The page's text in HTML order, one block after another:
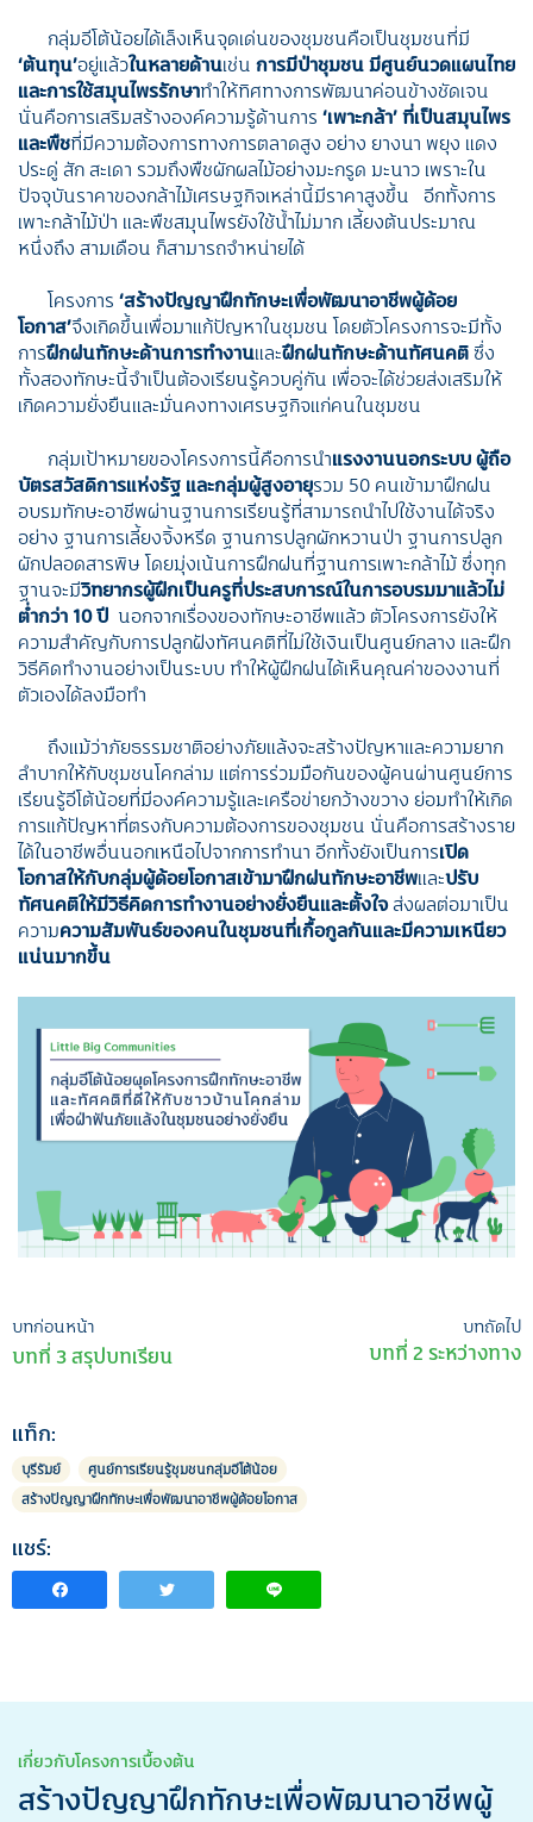
กลุ่มอีโต้น้อยได้เล็งเห็นจุดเด่นของชุมชนคือเป็นชุมชนที่มี
‘ต้นทุน’อยู่แล้วในหลายด้านเช่น การมีป่าชุมชน มีศูนย์นวดแผนไทย
และการใช้สมุนไพรรักษาทำให้ทิศทางการพัฒนาค่อนข้างชัดเจน
นั่นคือการเสริมสร้างองค์ความรู้ด้านการ ‘เพาะกล้า’ ที่เป็นสมุนไพร
และพืชที่มีความต้องการทางการตลาดสูง อย่าง ยางนา พยุง แดง
ประดู่ สัก สะเดา รวมถึงพืชผักผลไม้อย่างมะกรูด มะนาว เพราะใน
ปัจจุบันราคาของกล้าไม้เศรษฐกิจเหล่านี้มีราคาสูงขึ้น อีกทั้งการ
เพาะกล้าไม้ป่า และพืชสมุนไพรยังใช้น้ำไม่มาก เลี้ยงต้นประมาณ
หนึ่งถึง สามเดือน ก็สามารถจำหน่ายได้
โครงการ ‘สร้างปัญญาฝึกทักษะเพื่อพัฒนาอาชีพผู้ด้อย
โอกาส’จึงเกิดขึ้นเพื่อมาแก้ปัญหาในชุมชน โดยตัวโครงการจะมีทั้ง
การฝึกฝนทักษะด้านการทำงานและฝึกฝนทักษะด้านทัศนคติซึ่ง
ทั้งสองทักษะนี้จำเป็นต้องเรียนรู้ควบคู่กัน เพื่อจะได้ช่วยส่งเสริมให้
เกิดความยั่งยืนและมั่นคงทางเศรษฐกิจแก่คนในชุมชน
กลุ่มเป้าหมายของโครงการนี้คือการนำแรงงานนอกระบบ ผู้ถือ
บัตรสวัสดิการแห่งรัฐ และกลุ่มผู้สูงอายุรวม 50 คนเข้ามาฝึกฝน
อบรมทักษะอาชีพผ่านฐานการเรียนรู้ที่สามารถนำไปใช้งานได้จริง
อย่าง ฐานการเลี้ยงจิ้งหรีด ฐานการปลูกผักหวานป่า ฐานการปลูก
ผักปลอดสารพิษ โดยมุ่งเน้นการฝึกฝนที่ฐานการเพาะกล้าไม้ ซึ่งทุก
ฐานจะมีวิทยากรผู้ฝึกเป็นครูที่ประสบการณ์ในการอบรมมาแล้วไม่
ต่ำกว่า 10 ปี นอกจากเรื่องของทักษะอาชีพแล้ว ตัวโครงการยังให้
ความสำคัญกับการปลูกฝังทัศนคติที่ไม่ใช้เงินเป็นศูนย์กลาง และฝึก
วิธีคิดทำงานอย่างเป็นระบบ ทำให้ผู้ฝึกฝนได้เห็นคุณค่าของงานที่
ตัวเองได้ลงมือทำ
ถึงแม้ว่าภัยธรรมชาติอย่างภัยแล้งจะสร้างปัญหาและความยาก
ลำบากให้กับชุมชนโคกล่าม แต่การร่วมมือกันของผู้คนผ่านศูนย์การ
เรียนรู้อีโต้น้อยที่มีองค์ความรู้และเครือข่ายกว้างขวาง ย่อมทำให้เกิด
การแก้ปัญหาที่ตรงกับความต้องการของชุมชน นั่นคือการสร้างราย
ได้ในอาชีพอื่นนอกเหนือไปจากการทำนา อีกทั้งยังเป็นการเปิด
โอกาสให้กับกลุ่มผู้ด้อยโอกาสเข้ามาฝึกฝนทักษะอาชีพและปรับ
ทัศนคติให้มีวิธีคิดการทำงานอย่างยั่งยืนและตั้งใจส่งผลต่อมาเป็น
ความความสัมพันธ์ของคนในชุมชนที่เกื้อกูลกันและมีความเหนียว
แน่นมากขึ้น
เมนู
นำทาง
เรื่อง
บทก่อนหน้า
บทที่ 3 สรุปบทเรียน
บทถัดไป
บทที่ 2 ระหว่างทาง
แท็ก:
บุรีรัมย์
ศูนย์การเรียนรู้ชุมชนกลุ่มอีโต้น้อย
สร้างปัญญาฝึกทักษะเพื่อพัฒนาอาชีพผู้ด้อยโอกาส
แชร์:
เกี่ยวกับโครงการเบื้องต้น
สร้างปัญญาฝึกทักษะเพื่อพัฒนาอาชีพผู้